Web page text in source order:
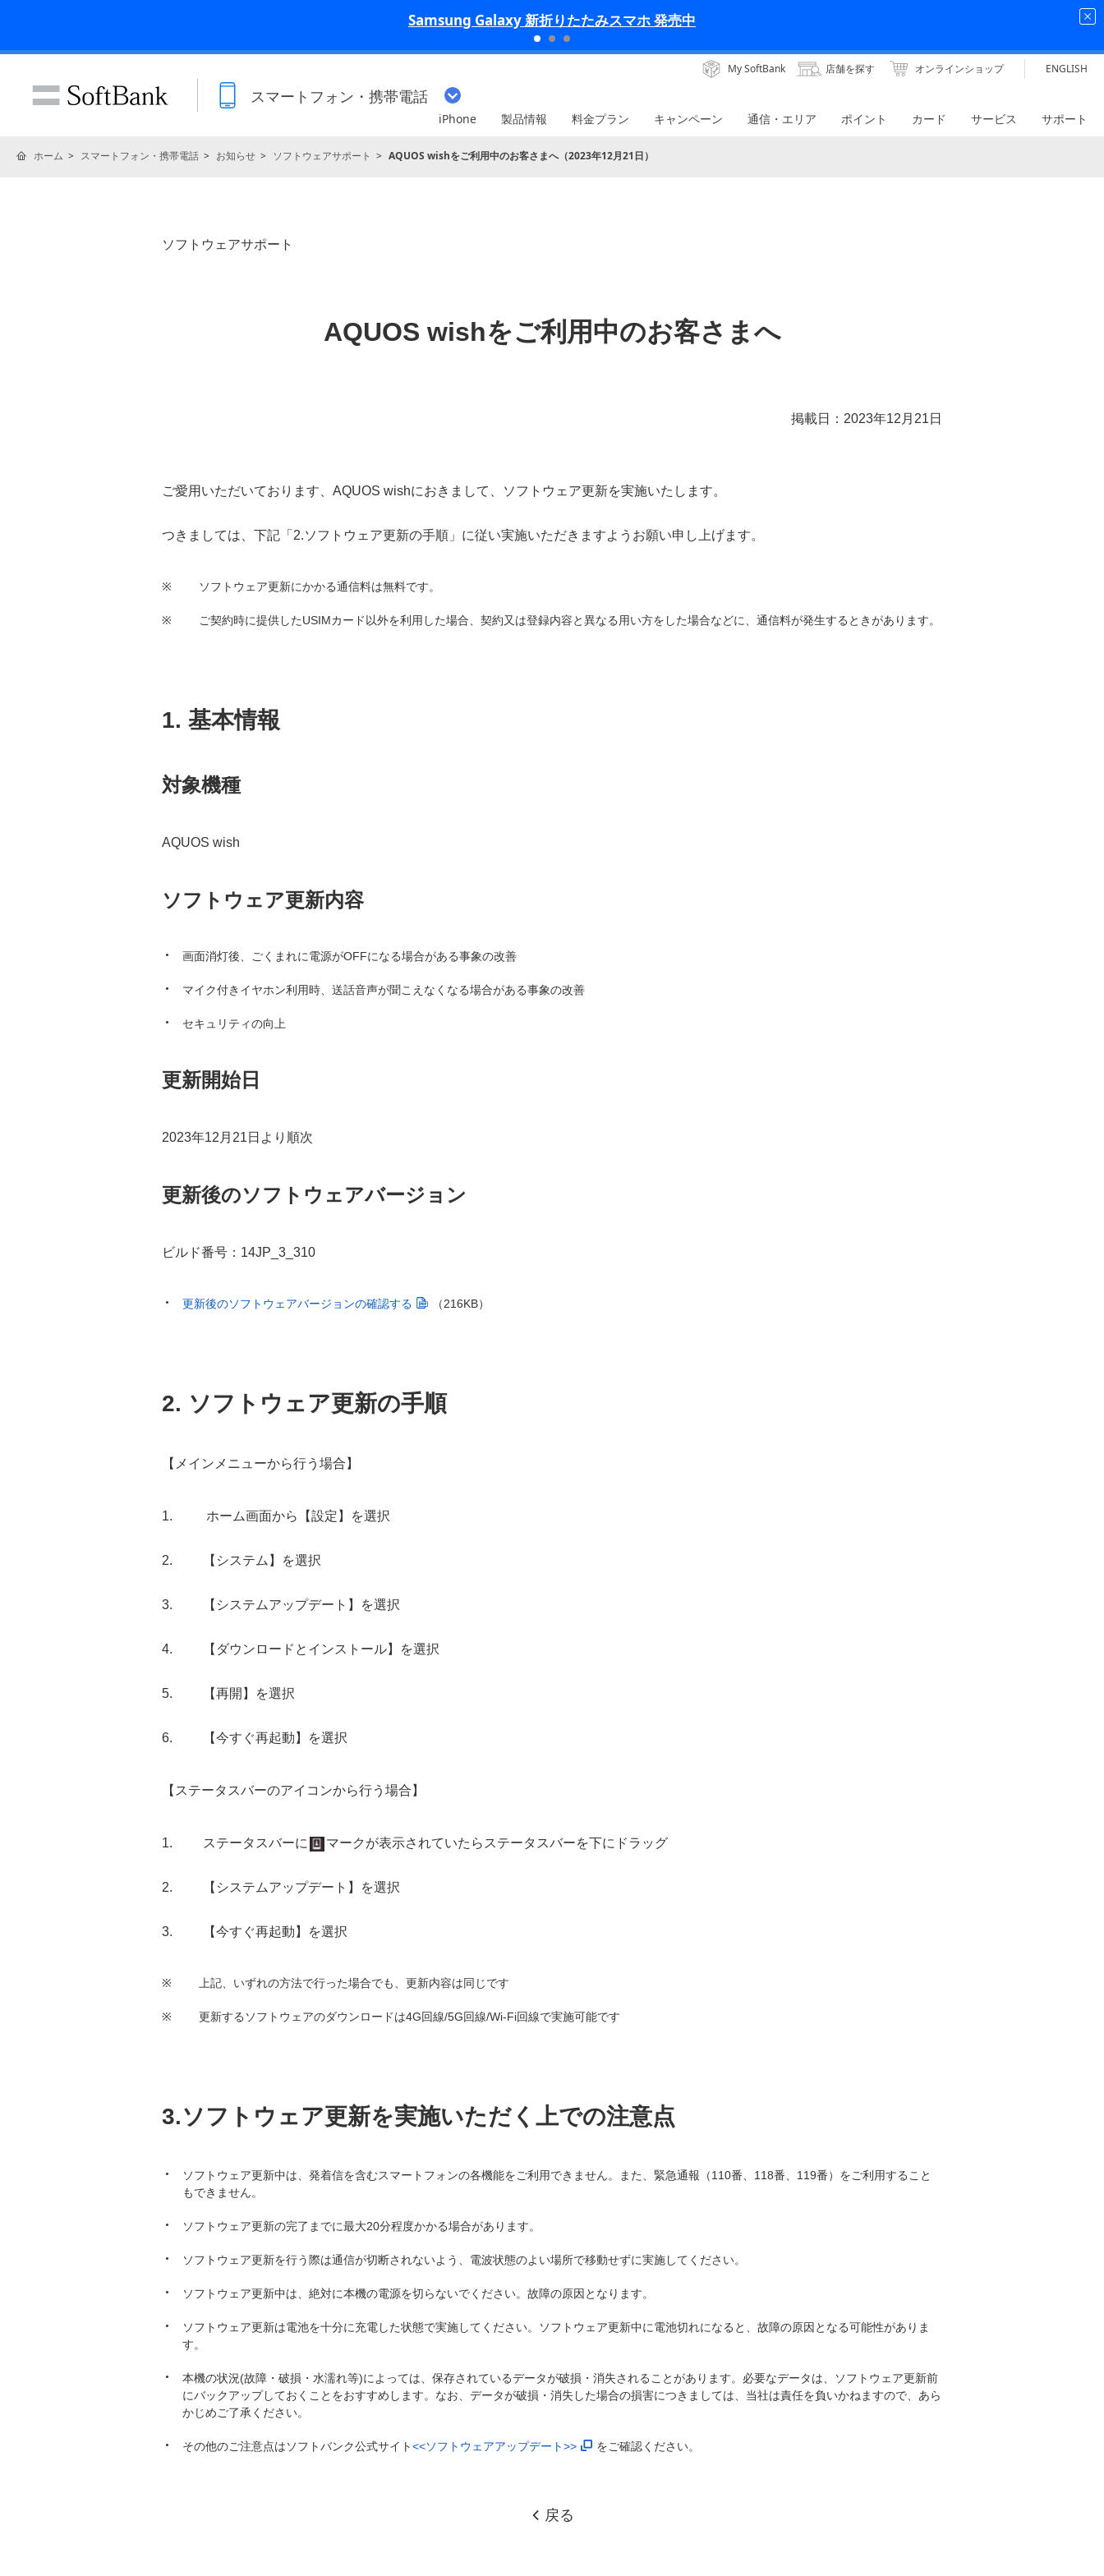
iPhone 17 Pro 発売中
スマートフォン・携帯電話
My SoftBank 店舗を探す オンラインショップ ENGLISH
iPhone 製品情報 料金プラン キャンペーン 通信・エリア ポイント カード サービス サポート
ホーム スマートフォン・携帯電話 お知らせ ソフトウェアサポート AQUOS wishをご利用中のお客さまへ（2023年12月21日）
ソフトウェアサポート
AQUOS wishをご利用中のお客さまへ
掲載日：2023年12月21日
ご愛用いただいております、AQUOS wishにおきまして、ソフトウェア更新を実施いたします。
つきましては、下記「2.ソフトウェア更新の手順」に従い実施いただきますようお願い申し上げます。
※ ソフトウェア更新にかかる通信料は無料です。
※ ご契約時に提供したUSIMカード以外を利用した場合、契約又は登録内容と異なる用い方をした場合などに、通信料が発生するときがあります。
1. 基本情報
対象機種
AQUOS wish
ソフトウェア更新内容
画面消灯後、ごくまれに電源がOFFになる場合がある事象の改善
マイク付きイヤホン利用時、送話音声が聞こえなくなる場合がある事象の改善
セキュリティの向上
更新開始日
2023年12月21日より順次
更新後のソフトウェアバージョン
ビルド番号：14JP_3_310
更新後のソフトウェアバージョンの確認する （216KB）
2. ソフトウェア更新の手順
【メインメニューから行う場合】
ホーム画面から【設定】を選択
【システム】を選択
【システムアップデート】を選択
【ダウンロードとインストール】を選択
【再開】を選択
【今すぐ再起動】を選択
【ステータスバーのアイコンから行う場合】
ステータスバーに マークが表示されていたらステータスバーを下にドラッグ
【システムアップデート】を選択
【今すぐ再起動】を選択
※ 上記、いずれの方法で行った場合でも、更新内容は同じです
※ 更新するソフトウェアのダウンロードは4G回線/5G回線/Wi-Fi回線で実施可能です
3.ソフトウェア更新を実施いただく上での注意点
ソフトウェア更新中は、発着信を含むスマートフォンの各機能をご利用できません。また、緊急通報（110番、118番、119番）をご利用すること
もできません。
ソフトウェア更新の完了までに最大20分程度かかる場合があります。
ソフトウェア更新を行う際は通信が切断されないよう、電波状態のよい場所で移動せずに実施してください。
ソフトウェア更新中は、絶対に本機の電源を切らないでください。故障の原因となります。
ソフトウェア更新は電池を十分に充電した状態で実施してください。ソフトウェア更新中に電池切れになると、故障の原因となる可能性がありま
す。
本機の状況(故障・破損・水濡れ等)によっては、保存されているデータが破損・消失されることがあります。必要なデータは、ソフトウェア更新前
にバックアップしておくことをおすすめします。なお、データが破損・消失した場合の損害につきましては、当社は責任を負いかねますので、あら
かじめご了承ください。
その他のご注意点はソフトバンク公式サイト<<ソフトウェアアップデート>> をご確認ください。
戻る